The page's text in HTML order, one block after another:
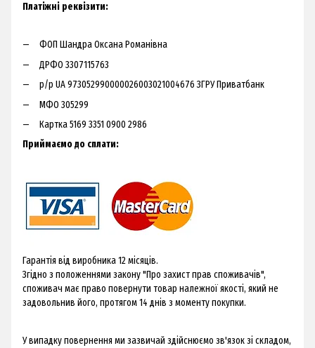
Платіжні реквізити:
ФОП Шандра Оксана Романівна
ДРФО 3307115763
р/р UA 973052990000026003021004676 ЗГРУ Приватбанк
МФО 305299
Картка 5169 3351 0900 2986
Приймаємо до сплати:
Гарантія від виробника 12 місяців.
Згідно з положеннями закону "Про захист прав споживачів",
споживач має право повернути товар належної якості, який не
задовольнив його, протягом 14 днів з моменту покупки.
​У випадку повернення ми зазвичай здійснюємо зв'язок зі складом,